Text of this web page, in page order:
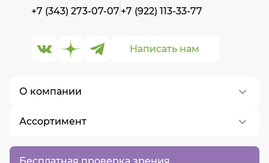
Бесплатная проверка зрения
О компании
О нас
Контакты
Ассортимент
Написать нам
+7 (343) 273-07-07 +7 (922) 113-33-77